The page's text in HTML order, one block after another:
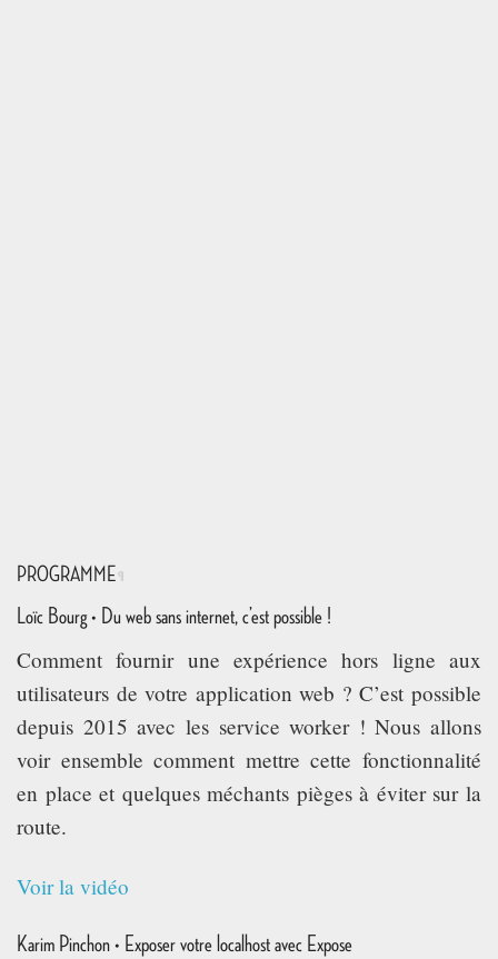
PROGRAMME¶
Loïc Bourg • Du web sans internet, c’est possible !
Comment fournir une expérience hors ligne aux
utilisateurs de votre application web ? C’est possible
depuis 2015 avec les service worker ! Nous allons
voir ensemble comment mettre cette fonctionnalité
en place et quelques méchants pièges à éviter sur la
route.
Voir la vidéo
Karim Pinchon • Exposer votre localhost avec Expose